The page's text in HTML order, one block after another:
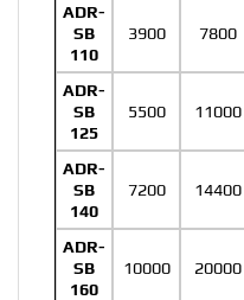
ADR-
SB
110
3900 7800
ADR-
SB
125
5500 11000
ADR-
SB
140
7200 14400
ADR-
SB
160
10000 20000